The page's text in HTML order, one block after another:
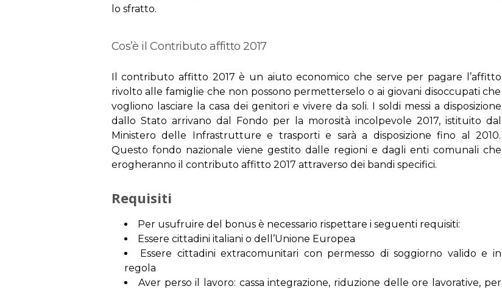
lo sfratto.
Cos’è il Contributo affitto 2017
Il contributo affitto 2017 è un aiuto economico che serve per pagare l’affitto
rivolto alle famiglie che non possono permetterselo o ai giovani disoccupati che
vogliono lasciare la casa dei genitori e vivere da soli. I soldi messi a disposizione
dallo Stato arrivano dal Fondo per la morosità incolpevole 2017, istituito dal
Ministero delle Infrastrutture e trasporti e sarà a disposizione fino al 2010.
Questo fondo nazionale viene gestito dalle regioni e dagli enti comunali che
erogheranno il contributo affitto 2017 attraverso dei bandi specifici.
Requisiti
Per usufruire del bonus è necessario rispettare i seguenti requisiti:
Essere cittadini italiani o dell’Unione Europea
Essere cittadini extracomunitari con permesso di soggiorno valido e in
regola
Aver perso il lavoro: cassa integrazione, riduzione delle ore lavorative, per